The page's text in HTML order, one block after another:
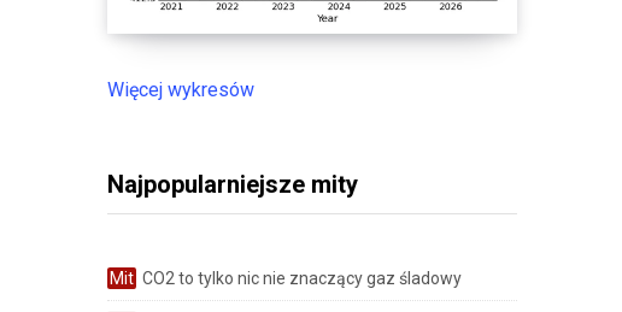
Więcej wykresów
Najpopularniejsze mity
Mit CO2 to tylko nic nie znaczący gaz śladowy